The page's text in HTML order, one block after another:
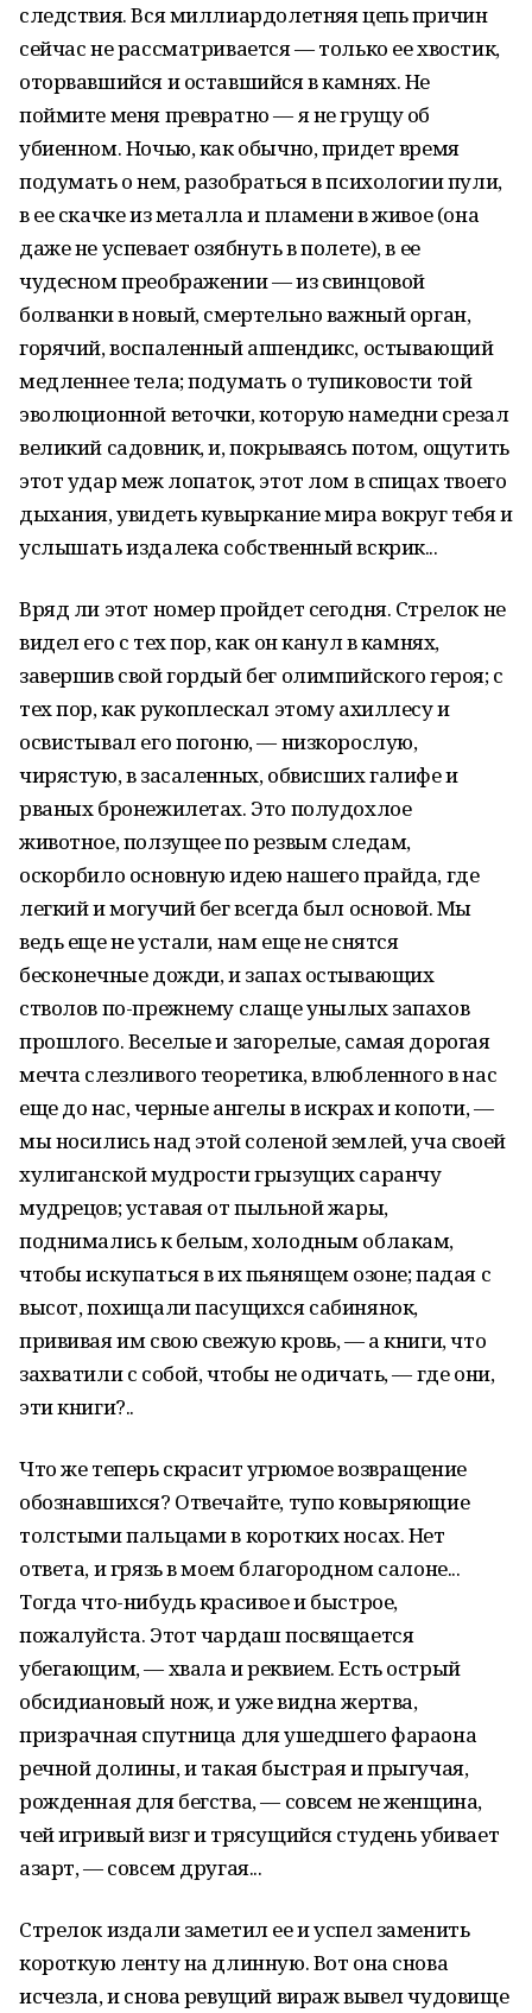
следствия. Вся миллиардолетняя цепь причин
сейчас не рассматривается — только ее хвостик,
оторвавшийся и оставшийся в камнях. Не
поймите меня превратно — я не грущу об
убиенном. Ночью, как обычно, придет время
подумать о нем, разобраться в психологии пули,
в ее скачке из металла и пламени в живое (она
даже не успевает озябнуть в полете), в ее
чудесном преображении — из свинцовой
болванки в новый, смертельно важный орган,
горячий, воспаленный аппендикс, остывающий
медленнее тела; подумать о тупиковости той
эволюционной веточки, которую намедни срезал
великий садовник, и, покрываясь потом, ощутить
этот удар меж лопаток, этот лом в спицах твоего
дыхания, увидеть кувыркание мира вокруг тебя и
услышать издалека собственный вскрик...
Вряд ли этот номер пройдет сегодня. Стрелок не
видел его с тех пор, как он канул в камнях,
завершив свой гордый бег олимпийского героя; с
тех пор, как рукоплескал этому ахиллесу и
освистывал его погоню, — низкорослую,
чирястую, в засаленных, обвисших галифе и
рваных бронежилетах. Это полудохлое
животное, ползущее по резвым следам,
оскорбило основную идею нашего прайда, где
легкий и могучий бег всегда был основой. Мы
ведь еще не устали, нам еще не снятся
бесконечные дожди, и запах остывающих
стволов по-прежнему слаще унылых запахов
прошлого. Веселые и загорелые, самая дорогая
мечта слезливого теоретика, влюбленного в нас
еще до нас, черные ангелы в искрах и копоти, —
мы носились над этой соленой землей, уча своей
хулиганской мудрости грызущих саранчу
мудрецов; уставая от пыльной жары,
поднимались к белым, холодным облакам,
чтобы искупаться в их пьянящем озоне; падая с
высот, похищали пасущихся сабинянок,
прививая им свою свежую кровь, — а книги, что
захватили с собой, чтобы не одичать, — где они,
эти книги?..
Что же теперь скрасит угрюмое возвращение
обознавшихся? Отвечайте, тупо ковыряющие
толстыми пальцами в коротких носах. Нет
ответа, и грязь в моем благородном салоне...
Тогда что-нибудь красивое и быстрое,
пожалуйста. Этот чардаш посвящается
убегающим, — хвала и реквием. Есть острый
обсидиановый нож, и уже видна жертва,
призрачная спутница для ушедшего фараона
речной долины, и такая быстрая и прыгучая,
рожденная для бегства, — совсем не женщина,
чей игривый визг и трясущийся студень убивает
азарт, — совсем другая...
Стрелок издали заметил ее и успел заменить
короткую ленту на длинную. Вот она снова
исчезла, и снова ревущий вираж вывел чудовище